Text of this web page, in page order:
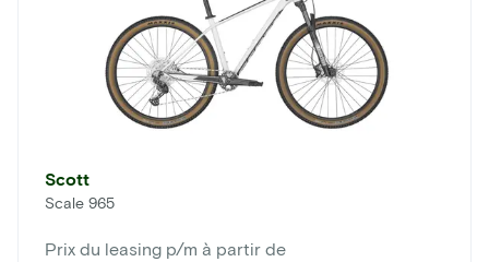
Scott
Scale 965
Prix du leasing p/m à partir de